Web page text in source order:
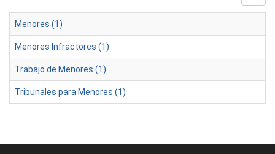
Menores (1)
Menores Infractores (1)
Trabajo de Menores (1)
Tribunales para Menores (1)